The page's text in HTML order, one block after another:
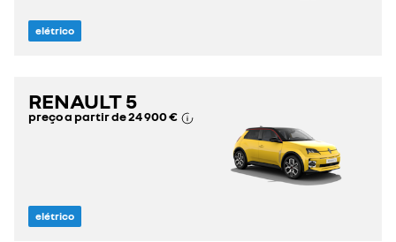
elétrico
RENAULT 5
preço a partir de24 900 €
elétrico